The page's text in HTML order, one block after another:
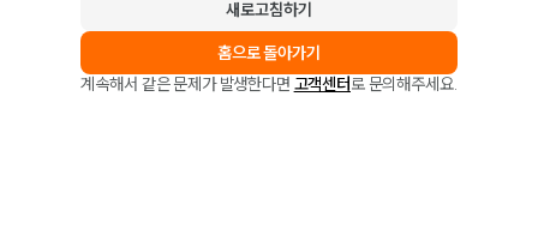
새로고침하기
홈으로 돌아가기
계속해서 같은 문제가 발생한다면 고객센터로 문의해주세요.